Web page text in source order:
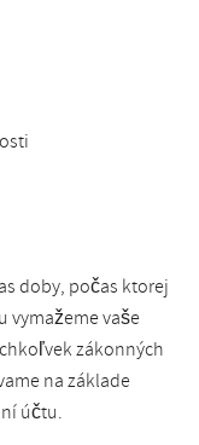
doby, počas ktorej
vymažeme vaše
zákonných
na základe
účtu.